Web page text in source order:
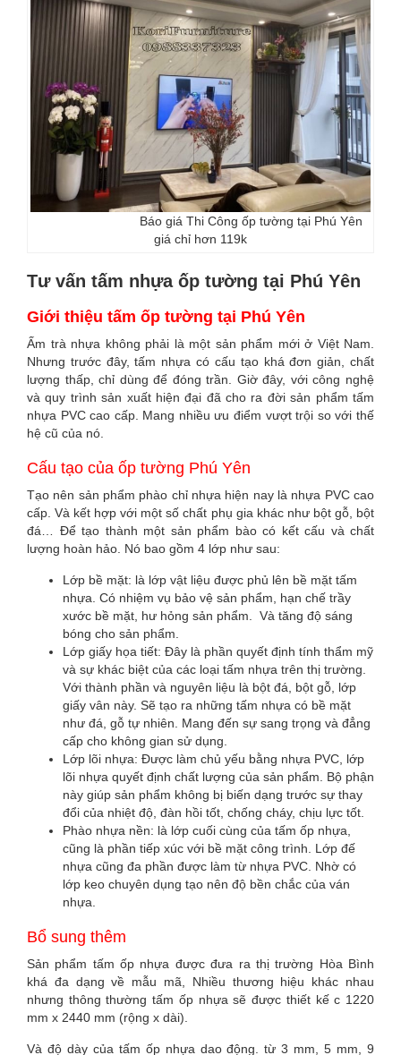
Báo giá Thi Công ốp tường tại Phú Yên
giá chỉ hơn 119k
Tư vấn tấm nhựa ốp tường tại Phú Yên
Giới thiệu tấm ốp tường tại Phú Yên
Ấm trà nhựa không phải là một sản phẩm mới ở Việt Nam.
Nhưng trước đây, tấm nhựa có cấu tạo khá đơn giản, chất
lượng thấp, chỉ dùng để đóng trần. Giờ đây, với công nghệ
và quy trình sản xuất hiện đại đã cho ra đời sản phẩm tấm
nhựa PVC cao cấp. Mang nhiều ưu điểm vượt trội so với thế
hệ cũ của nó.
Cấu tạo của ốp tường Phú Yên
Tạo nên sản phẩm phào chỉ nhựa hiện nay là nhựa PVC cao
cấp. Và kết hợp với một số chất phụ gia khác như bột gỗ, bột
đá… Để tạo thành một sản phẩm bào có kết cấu và chất
lượng hoàn hảo. Nó bao gồm 4 lớp như sau:
Lớp bề mặt: là lớp vật liệu được phủ lên bề mặt tấm
nhựa. Có nhiệm vụ bảo vệ sản phẩm, hạn chế trầy
xước bề mặt, hư hỏng sản phẩm. Và tăng độ sáng
bóng cho sản phẩm.
Lớp giấy họa tiết: Đây là phần quyết định tính thẩm mỹ
và sự khác biệt của các loại tấm nhựa trên thị trường.
Với thành phần và nguyên liệu là bột đá, bột gỗ, lớp
giấy vân này. Sẽ tạo ra những tấm nhựa có bề mặt
như đá, gỗ tự nhiên. Mang đến sự sang trọng và đẳng
cấp cho không gian sử dụng.
Lớp lõi nhựa: Được làm chủ yếu bằng nhựa PVC, lớp
lõi nhựa quyết định chất lượng của sản phẩm. Bộ phận
này giúp sản phẩm không bị biến dạng trước sự thay
đổi của nhiệt độ, đàn hồi tốt, chống cháy, chịu lực tốt.
Phào nhựa nền: là lớp cuối cùng của tấm ốp nhựa,
cũng là phần tiếp xúc với bề mặt công trình. Lớp đế
nhựa cũng đa phần được làm từ nhựa PVC. Nhờ có
lớp keo chuyên dụng tạo nên độ bền chắc của ván
nhựa.
Bổ sung thêm
Sản phẩm tấm ốp nhựa được đưa ra thị trường Hòa Bình
khá đa dạng về mẫu mã, Nhiều thương hiệu khác nhau
nhưng thông thường tấm ốp nhựa sẽ được thiết kế c 1220
mm x 2440 mm (rộng x dài).
Và độ dày của tấm ốp nhựa dao động. từ 3 ​​mm, 5 mm, 9